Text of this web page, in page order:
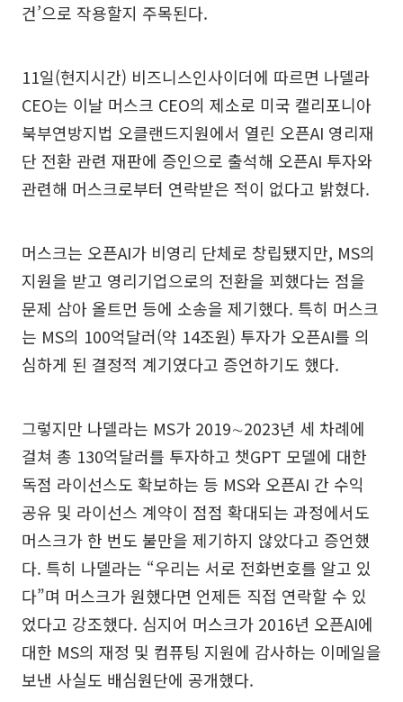
건’으로 작용할지 주목된다.
11일(현지시간) 비즈니스인사이더에 따르면 나델라
CEO는 이날 머스크 CEO의 제소로 미국 캘리포니아
북부연방지법 오클랜드지원에서 열린 오픈AI 영리재
단 전환 관련 재판에 증인으로 출석해 오픈AI 투자와
관련해 머스크로부터 연락받은 적이 없다고 밝혔다.
머스크는 오픈AI가 비영리 단체로 창립됐지만, MS의
지원을 받고 영리기업으로의 전환을 꾀했다는 점을
문제 삼아 올트먼 등에 소송을 제기했다. 특히 머스크
는 MS의 100억달러(약 14조원) 투자가 오픈AI를 의
심하게 된 결정적 계기였다고 증언하기도 했다.
그렇지만 나델라는 MS가 2019∼2023년 세 차례에
걸쳐 총 130억달러를 투자하고 챗GPT 모델에 대한
독점 라이선스도 확보하는 등 MS와 오픈AI 간 수익
공유 및 라이선스 계약이 점점 확대되는 과정에서도
머스크가 한 번도 불만을 제기하지 않았다고 증언했
다. 특히 나델라는 “우리는 서로 전화번호를 알고 있
다”며 머스크가 원했다면 언제든 직접 연락할 수 있
었다고 강조했다. 심지어 머스크가 2016년 오픈AI에
대한 MS의 재정 및 컴퓨팅 지원에 감사하는 이메일을
보낸 사실도 배심원단에 공개했다.